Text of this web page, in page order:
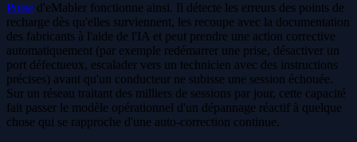
Pulse d'eMabler fonctionne ainsi. Il détecte les erreurs des points de
recharge dès qu'elles surviennent, les recoupe avec la documentation
des fabricants à l'aide de l'IA et peut prendre une action corrective
automatiquement (par exemple redémarrer une prise, désactiver un
port défectueux, escalader vers un technicien avec des instructions
précises) avant qu'un conducteur ne subisse une session échouée.
Sur un réseau traitant des milliers de sessions par jour, cette capacité
fait passer le modèle opérationnel d'un dépannage réactif à quelque
chose qui se rapproche d'une auto-correction continue.